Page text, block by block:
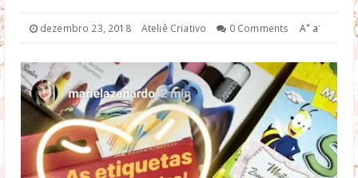
FASHION
DOWNLOAD
dezembro 23, 2018 Ateliê Criativo 0 Comments A+ a-